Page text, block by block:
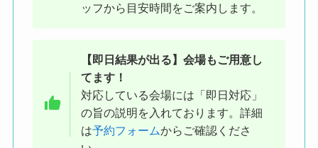
ッフから目安時間をご案内します。
【即日結果が出る】会場もご用意し
てます！
対応している会場には「即日対応」
の旨の説明を入れております。詳細
は予約フォームからご確認くださ